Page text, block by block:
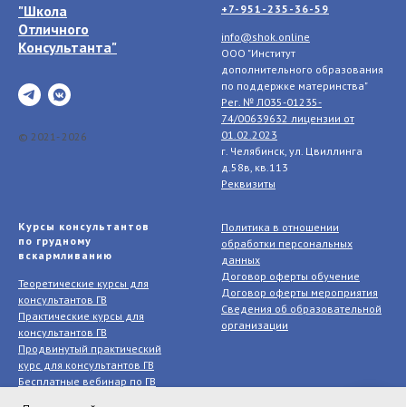
"Школа
Отличного
Консультанта"
© 2021- 2026
+7-951-235-36-59
info@shok.online
ООО "Институт
дополнительного образования
по поддержке материнства"
Рег. № Л035-01235-
74/00639632 лицензии от
01.02.2023
г. Челябинск, ул. Цвиллинга
д.58в, кв.113
Реквизиты
Курсы консультантов
по грудному
вскармливанию
Теоретические курсы для
консультантов ГВ
Практические курсы для
консультантов ГВ
Продвинутый практический
курс для консультантов ГВ
Бесплатные вебинар по ГВ
Политика в отношении
обработки персональных
данных
Договор оферты обучение
Договор оферты мероприятия
Сведения об образовательной
организации